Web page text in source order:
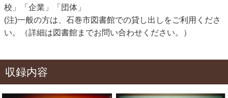
校」「企業」「団体」
(注)一般の方は、石巻市図書館での貸し出しをご利用くださ
い。（詳細は図書館までお問い合わせください。）
収録内容